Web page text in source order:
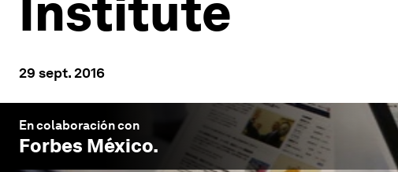
Institute
29 sept. 2016
En colaboración con
Forbes México.